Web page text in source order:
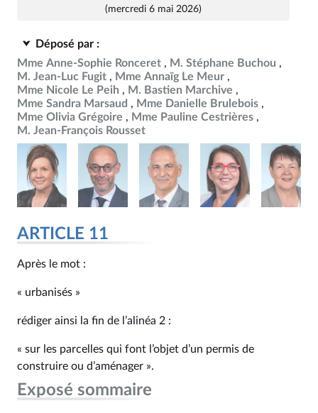
(mercredi 6 mai 2026)
Déposé par :
Mme Anne-Sophie Ronceret
M. Stéphane Buchou
M. Jean-Luc Fugit
Mme Annaïg Le Meur
Mme Nicole Le Peih
M. Bastien Marchive
Mme Sandra Marsaud
Mme Danielle Brulebois
Mme Olivia Grégoire
Mme Pauline Cestrières
M. Jean-François Rousset
ARTICLE 11
Après le mot :
« urbanisés »
rédiger ainsi la fin de l’alinéa 2 :
« sur les parcelles qui font l’objet d’un permis de
construire ou d’aménager ».
Exposé sommaire